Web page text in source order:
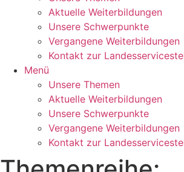
Aktuelle Weiterbildungen
Unsere Schwerpunkte
Vergangene Weiterbildungen
Kontakt zur
Menü
Unsere Themen
Aktuelle Weiterbildungen
Unsere Schwerpunkte
Vergangene Weiterbildungen
Kontakt zur